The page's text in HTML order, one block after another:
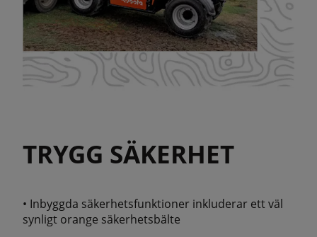
TRYGG SÄKERHET
• Inbyggda säkerhetsfunktioner inkluderar ett väl
synligt orange säkerhetsbälte